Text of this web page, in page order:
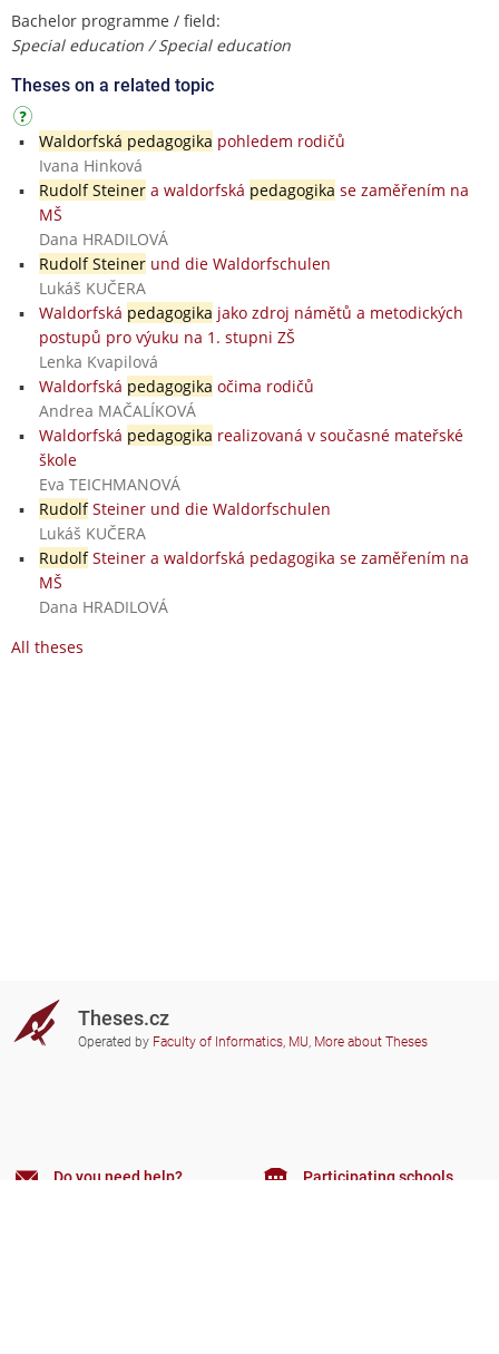
Bachelor programme / field:
Special education / Special education
Theses on a related topic
Waldorfská pedagogika pohledem rodičů
Ivana Hinková
Rudolf Steinera waldorfská pedagogika se zaměřením na
MŠ
Dana HRADILOVÁ
Rudolf Steinerund die Waldorfschulen
Lukáš KUČERA
Waldorfská pedagogika jako zdroj námětů a metodických
postupů pro výuku na 1. stupni ZŠ
Lenka Kvapilová
Waldorfská pedagogika očima rodičů
Andrea MAČALÍKOVÁ
Waldorfská pedagogika realizovaná v současné mateřské
škole
Eva TEICHMANOVÁ
RudolfSteiner und die Waldorfschulen
Lukáš KUČERA
RudolfSteiner a waldorfská pedagogika se zaměřením na
MŠ
Dana HRADILOVÁ
All theses
Theses.cz
Operated by Faculty of Informatics, MU, More about Theses
Do you need help? Participating schools